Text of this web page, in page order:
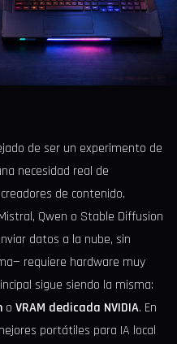
de ser un experimento de
necesidad real de
de contenido.
Qwen o Stable Diffusion
datos a la nube, sin
requiere hardware muy
sigue siendo la misma:
o VRAM dedicada NVIDIA. En
portátiles para IA local